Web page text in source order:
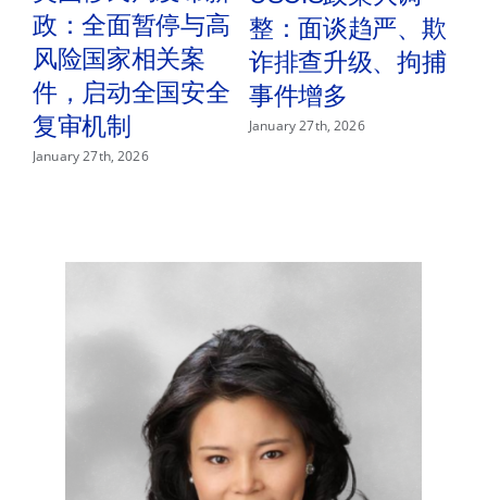
政：全面暂停与高
风险国家相关案
件，启动全国安全
复审机制
January 27th, 2026
整：面谈趋严、欺
诈排查升级、拘捕
事件增多
January 27th, 2026
天
起